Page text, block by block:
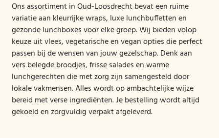
Ons assortiment in Oud-Loosdrecht bevat een ruime
variatie aan kleurrijke wraps, luxe lunchbuffetten en
gezonde lunchboxes voor elke groep. Wij bieden volop
keuze uit vlees, vegetarische en vegan opties die perfect
passen bij de wensen van jouw gezelschap. Denk aan
vers belegde broodjes, frisse salades en warme
lunchgerechten die met zorg zijn samengesteld door
lokale vakmensen. Alles wordt op ambachtelijke wijze
bereid met verse ingrediënten. Je bestelling wordt altijd
gekoeld en zorgvuldig verpakt afgeleverd.